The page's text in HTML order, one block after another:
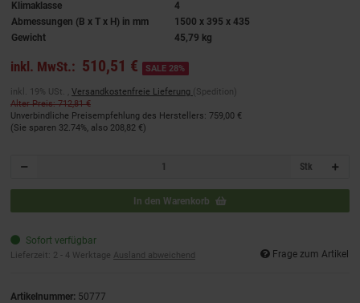
Klimaklasse
4
Abmessungen (B x T x H) in mm
1500 x 395 x 435
Gewicht
45,79 kg
inkl. MwSt.: 510,51 € SALE 28%
inkl. 19% USt. , Versandkostenfreie Lieferung (Spedition)
Alter Preis: 712,81 €
Unverbindliche Preisempfehlung des Herstellers: 759,00 €
(Sie sparen 32.74%, also 208,82 €)
Stk
In den Warenkorb
Sofort verfügbar
Lieferzeit: 2 - 4 Werktage Ausland abweichend Frage zum Artikel
Artikelnummer: 50777